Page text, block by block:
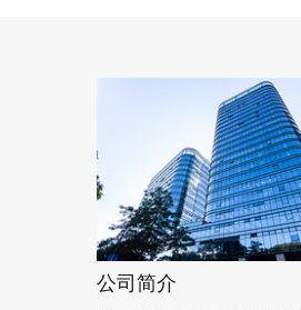
公司简介